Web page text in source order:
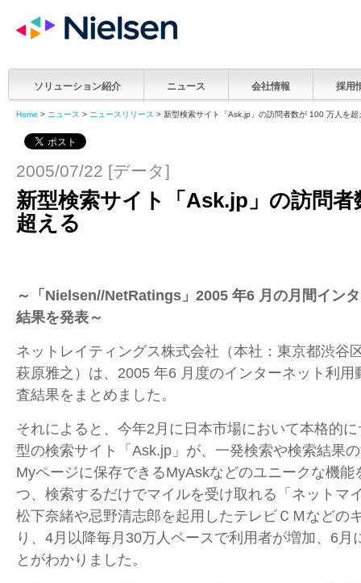
ソリューション紹介 ニュース 会社情報 採用
Home > ニュース > ニュースリリース > 新型検索サイト「Ask.jp」の訪問者数が 100 万人を超
2005/07/22 [データ]
新型検索サイト「Ask.jp」の訪問者
超える
～「Nielsen//NetRatings」2005 年6 月の月間イン
結果を発表～
ネットレイティングス株式会社（本社：東京都渋谷
萩原雅之）は、2005 年6 月度のインターネット利用
査結果をまとめました。
それによると、今年2月に日本市場において本格的
型の検索サイト「Ask.jp」が、一発検索や検索結果
Myページに保存できるMyAskなどのユニークな機能
つ、検索するだけでマイルを受け取れる「ネットマ
松下奈緒や忌野清志郎を起用したテレビＣＭなどの
り、4月以降毎月30万人ペースで利用者が増加、6月
とがわかりました。